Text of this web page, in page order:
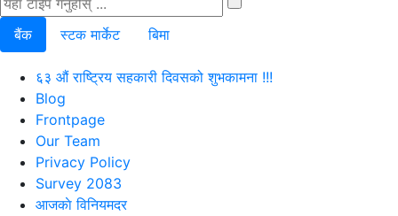
बैंक स्टक मार्केट बिमा
६३ औं राष्ट्रिय सहकारी दिवसको शुभकामना !!!
Blog
Frontpage
Our Team
Privacy Policy
Survey 2083
आजकाे विनियमदर